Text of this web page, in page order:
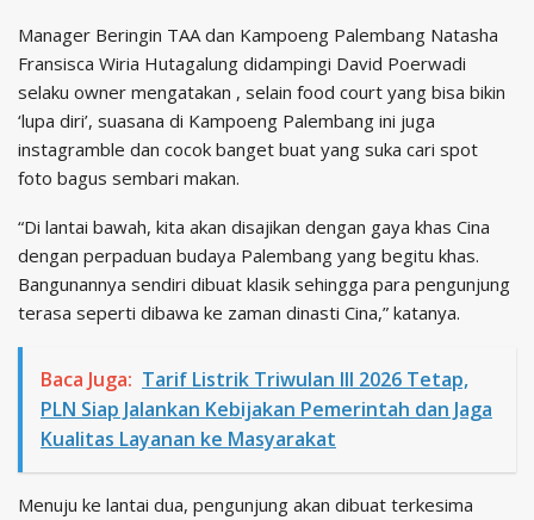
Manager Beringin TAA dan Kampoeng Palembang Natasha
Fransisca Wiria Hutagalung didampingi David Poerwadi
selaku owner mengatakan , selain food court yang bisa bikin
‘lupa diri’, suasana di Kampoeng Palembang ini juga
instagramble dan cocok banget buat yang suka cari spot
foto bagus sembari makan.
“Di lantai bawah, kita akan disajikan dengan gaya khas Cina
dengan perpaduan budaya Palembang yang begitu khas.
Bangunannya sendiri dibuat klasik sehingga para pengunjung
terasa seperti dibawa ke zaman dinasti Cina,” katanya.
Baca Juga: Tarif Listrik Triwulan III 2026 Tetap,
PLN Siap Jalankan Kebijakan Pemerintah dan Jaga
Kualitas Layanan ke Masyarakat
Menuju ke lantai dua, pengunjung akan dibuat terkesima